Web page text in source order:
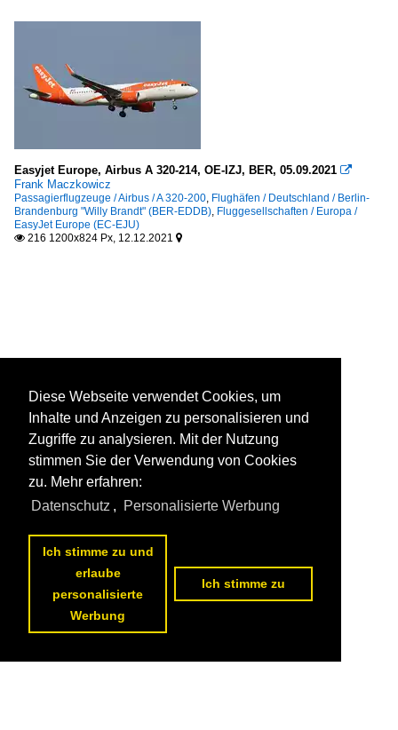
Easyjet Europe, Airbus A 320-214, OE-IZJ, BER, 05.09.2021 
Frank Maczkowicz
Passagierflugzeuge / Airbus / A 320-200 Flughäfen / Deutschland / Berlin-
Brandenburg "Willy Brandt" (BER-EDDB) Fluggesellschaften / Europa /
EasyJet Europe (EC-EJU)
 216 1200x824 Px, 12.12.2021 
Diese Webseite verwendet Cookies, um
Inhalte und Anzeigen zu personalisieren und
Zugriffe zu analysieren. Mit der Nutzung
stimmen Sie der Verwendung von Cookies
zu. Mehr erfahren:
Datenschutz , Personalisierte Werbung
Ich stimme zu und
erlaube
personalisierte
Werbung
Ich stimme zu